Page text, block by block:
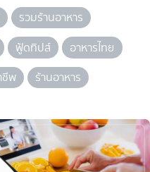
รวมร้านอาหาร
ฟู้ดทิปส์
อาหารไทย
ชีพ ร้านอาหาร